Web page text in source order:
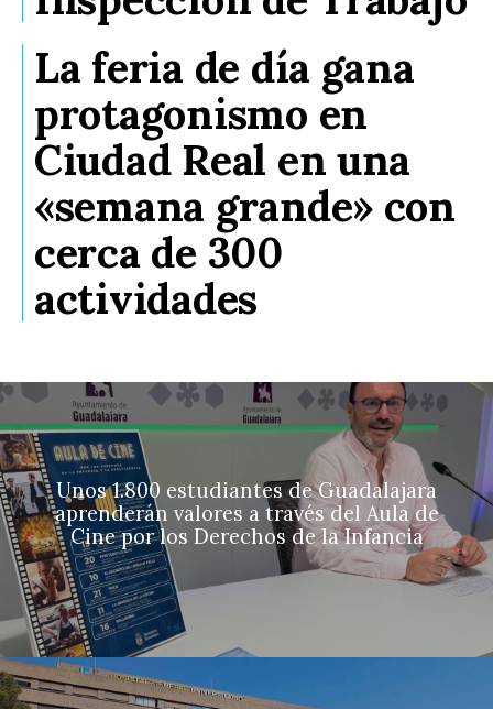
La feria de día gana
protagonismo en
Ciudad Real en una
«semana grande» con
cerca de 300
actividades
Unos 1.800 estudiantes de Guadalajara
aprenderán valores a través del Aula de
Cine por los Derechos de la Infancia